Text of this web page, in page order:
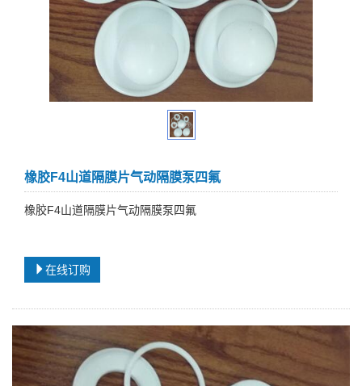
橡胶F4山道隔膜片气动隔膜泵四氟
橡胶F4山道隔膜片气动隔膜泵四氟
在线订购